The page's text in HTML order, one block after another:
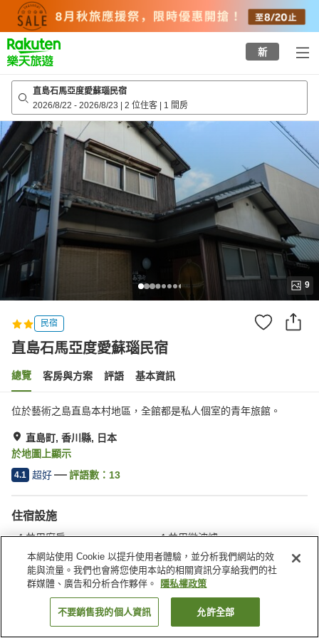
top
page
新
直島石馬亞度愛蘇瑙民宿
2026/8/22 - 2026/8/23 | 2 位住客 | 1 間房
9
民宿
直島石馬亞度愛蘇瑙民宿
總覽 客房與方案 評語 基本資訊
位於藝術之島直島本村地區，全館都是私人個室的青年旅館。
直島町, 香川縣, 日本
於地圖上顯示
4.1 超好 評語數： 13
住宿設施
共用廚房
共用微波爐
共用冰箱
首頁 日本 香川縣 直島町 直島石馬亞度愛蘇瑙民宿
找客房
本網站使用 Cookie 以提升使用者體驗，並分析我們網站的效
能與流量。我們也會將您使用本站的相關資訊分享給我們的社
群媒體、廣告和分析合作夥伴。
隱私權政策
不要銷售我的個人資訊 允許全部